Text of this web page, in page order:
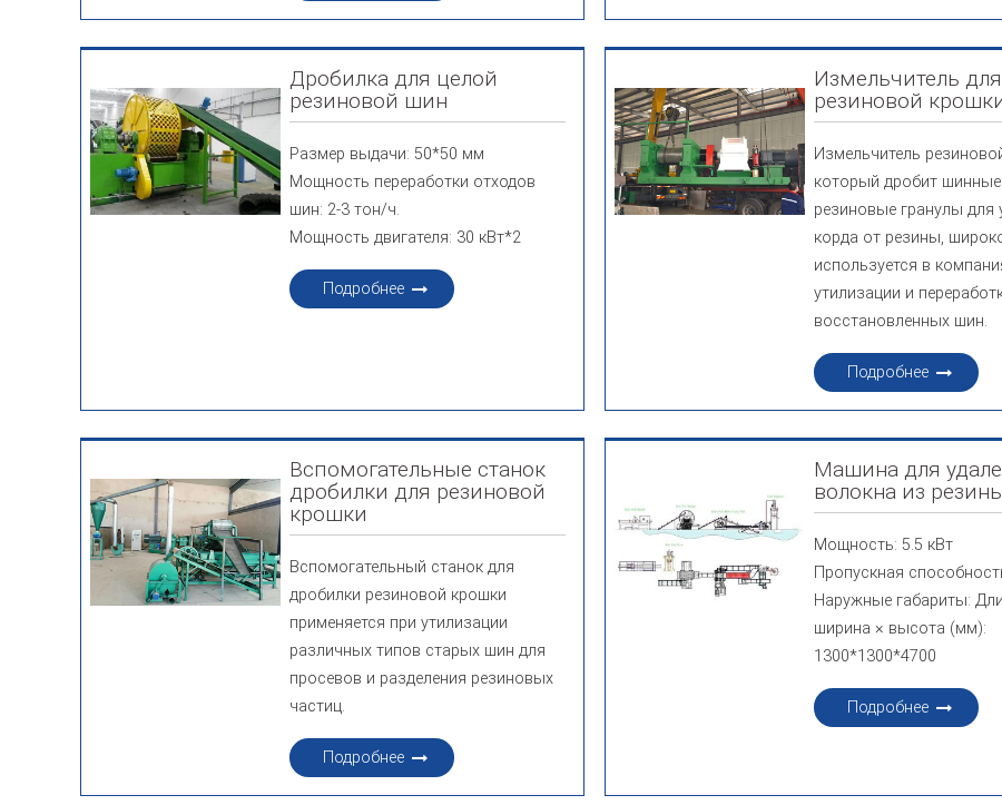
Дробилка для целой
резиновой шин
Размер выдачи: 50*50 мм
Мощность переработки отходов
шин: 2-3 тон/ч.
Мощность двигателя: 30 кВт*2
Подробнее
Измельчитель для
резиновой
Измельчитель
который дробит
резиновые гранулы для
корда от резины,
используется в
утилизации и
восстановленных шин.
Подробнее
Вспомогательные станок
дробилки для резиновой
крошки
Вспомогательный станок для
дробилки резиновой крошки
применяется при утилизации
различных типов старых шин для
просевов и разделения резиновых
частиц.
Подробнее
Машина для
волокна из
Мощность: 5.5 кВт
Пропускная
Наружные габариты:
ширина × высота (мм):
1300*1300*4700
Подробнее